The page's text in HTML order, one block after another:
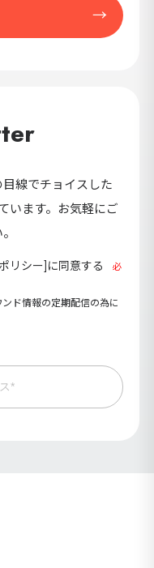
線でチョイスした
います。お気軽にご
リシー]に同意する
必
ド情報の定期配信の為に
*